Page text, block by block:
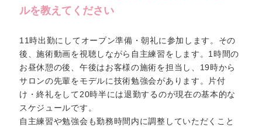
ルを教えてください
11時出勤にしてオープン準備・朝礼に参加します。その
後、施術動画を視聴しながら自主練習をします。1時間の
お昼休憩の後、午後はお客様の施術を担当し、19時から
サロンの先輩をモデルに技術勉強会があります。片付
け・終礼をして20時半には退勤するのが現在の基本的な
スケジュールです。
自主練習や勉強会も勤務時間内に調整していただくこと